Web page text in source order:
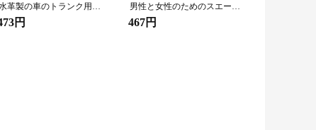
防水革製の車のトランク用ストレージカバー,車のトランク用,アウディa5用リアフロアマット8t 8f 2007 2008 2009 2010 2011 2012-2016
円
男性と女性のためのスエードメタルキーホルダー,キーリング,アウディa1,a2,a3,a4,a5,a6,a7,a8,q1,q2,q3,q4,q5,q6,q7,q8,ラグジュアリーファッション
467円